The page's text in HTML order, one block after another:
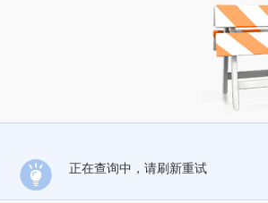
正在查询中，请刷新重试